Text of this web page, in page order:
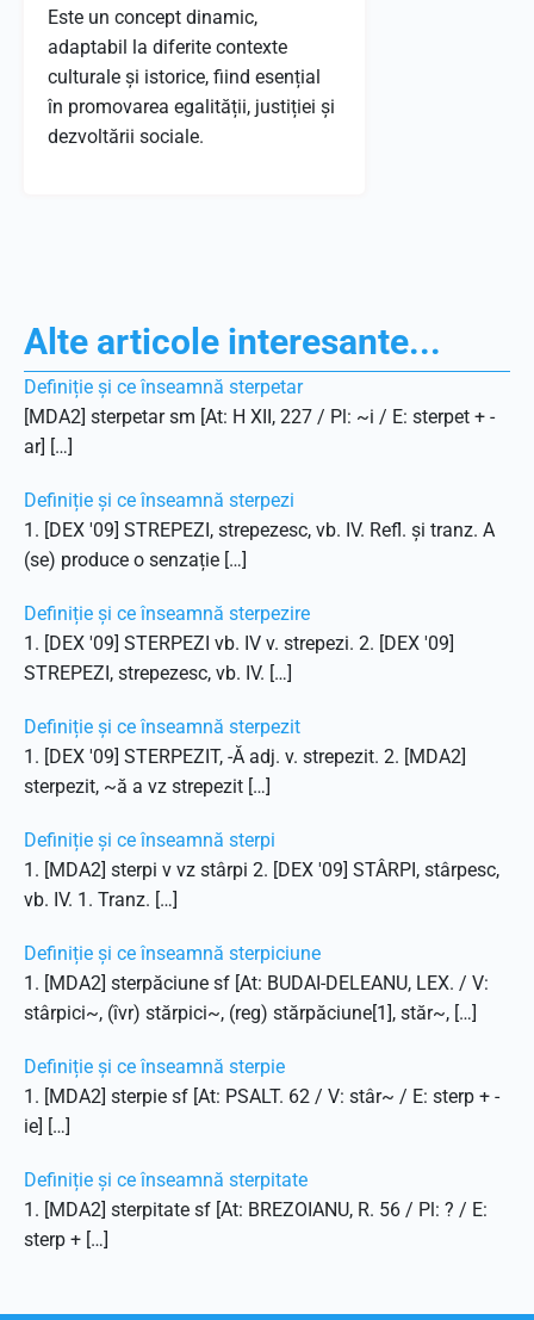
Este un concept dinamic,
adaptabil la diferite contexte
culturale și istorice, fiind esențial
în promovarea egalității, justiției și
dezvoltării sociale.
Alte articole interesante...
Definiție și ce înseamnă sterpetar
[MDA2] sterpetar sm [At: H XII, 227 / Pl: ~i / E: sterpet + -
ar] […]
Definiție și ce înseamnă sterpezi
1. [DEX '09] STREPEZI, strepezesc, vb. IV. Refl. și tranz. A
(se) produce o senzație […]
Definiție și ce înseamnă sterpezire
1. [DEX '09] STERPEZI vb. IV v. strepezi. 2. [DEX '09]
STREPEZI, strepezesc, vb. IV. […]
Definiție și ce înseamnă sterpezit
1. [DEX '09] STERPEZIT, -Ă adj. v. strepezit. 2. [MDA2]
sterpezit, ~ă a vz strepezit […]
Definiție și ce înseamnă sterpi
1. [MDA2] sterpi v vz stârpi 2. [DEX '09] STÂRPI, stârpesc,
vb. IV. 1. Tranz. […]
Definiție și ce înseamnă sterpiciune
1. [MDA2] sterpăciune sf [At: BUDAI-DELEANU, LEX. / V:
stârpici~, (îvr) stărpici~, (reg) stărpăciune[1], stăr~, […]
Definiție și ce înseamnă sterpie
1. [MDA2] sterpie sf [At: PSALT. 62 / V: stâr~ / E: sterp + -
ie] […]
Definiție și ce înseamnă sterpitate
1. [MDA2] sterpitate sf [At: BREZOIANU, R. 56 / Pl: ? / E:
sterp + […]